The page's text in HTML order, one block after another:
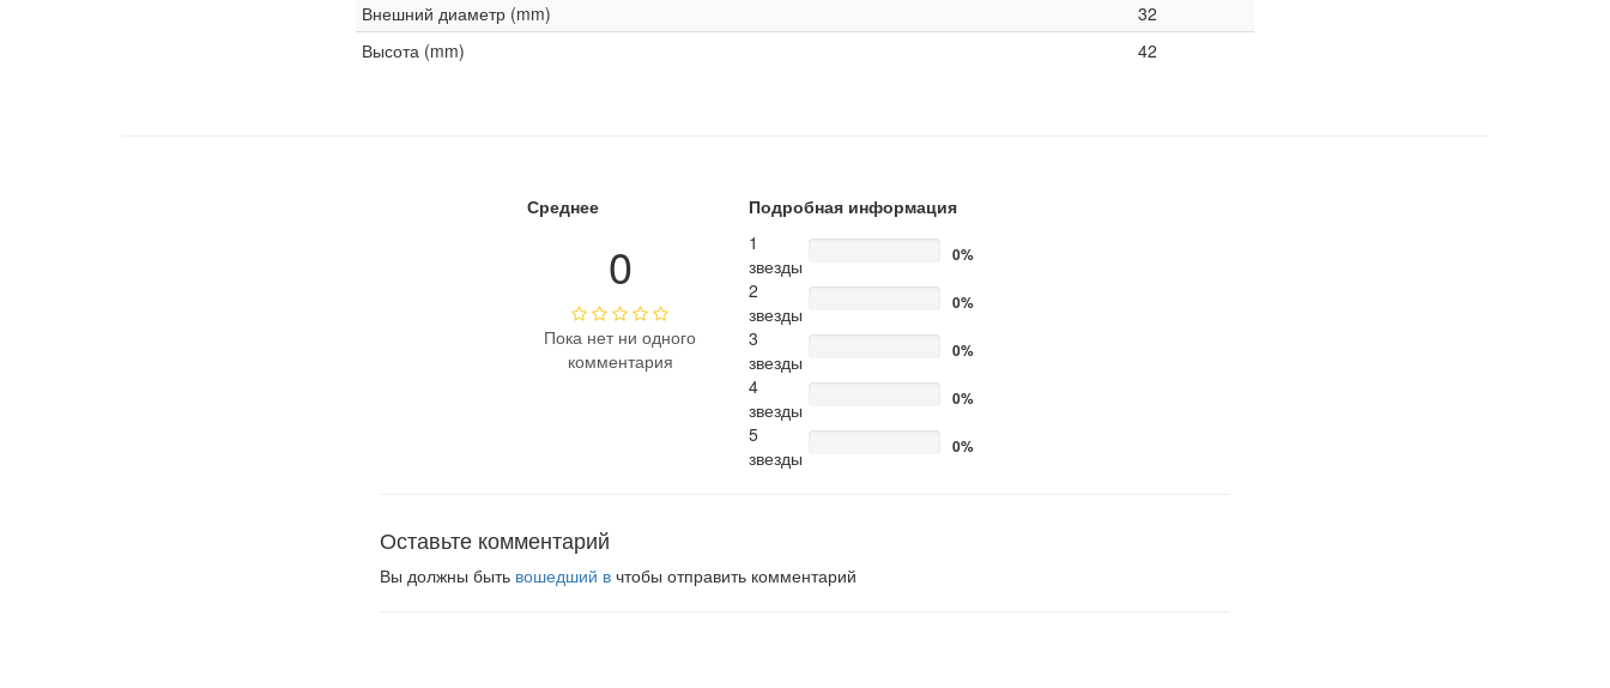
Внешний диаметр (mm)
32
Высота (mm)
42
Среднее
0
Пока нет ни одного
комментария
Подробная информация
1
звезды
0%
2
звезды
0%
3
звезды
0%
4
звезды
0%
5
звезды
0%
Оставьте комментарий
Вы должны быть вошедший в чтобы отправить комментарий